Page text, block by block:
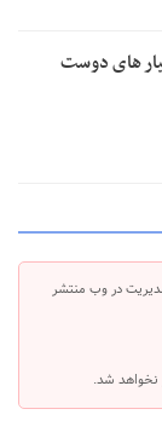
های دوست
در وب منتشر
نخواهد شد.